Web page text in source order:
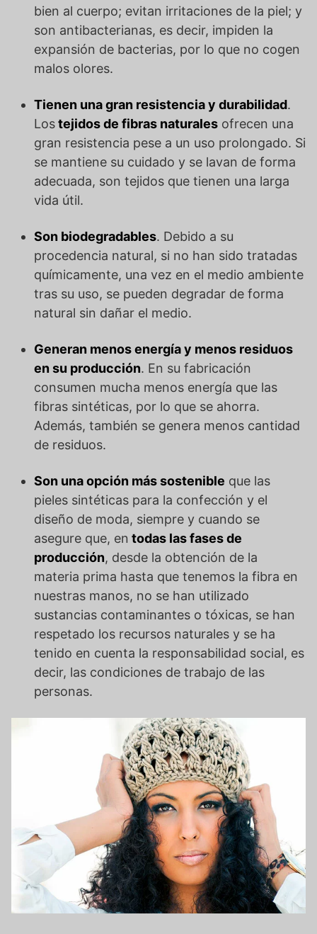
bien al cuerpo; evitan irritaciones de la piel; y
son antibacterianas, es decir, impiden la
expansión de bacterias, por lo que no cogen
malos olores.
Tienen una gran resistencia y durabilidad.
Lostejidos de fibras naturales ofrecen una
gran resistencia pese a un uso prolongado. Si
se mantiene su cuidado y se lavan de forma
adecuada, son tejidos que tienen una larga
vida útil.
Son biodegradables. Debido a su
procedencia natural, si no han sido tratadas
químicamente, una vez en el medio ambiente
tras su uso, se pueden degradar de forma
natural sin dañar el medio.
Generan menos energía y menos residuos
en su producción. En su fabricación
consumen mucha menos energía que las
fibras sintéticas, por lo que se ahorra.
Además, también se genera menos cantidad
de residuos.
Son una opción más sostenible que las
pieles sintéticas para la confección y el
diseño de moda, siempre y cuando se
asegure que, en todas las fases de
producción, desde la obtención de la
materia prima hasta que tenemos la fibra en
nuestras manos, no se han utilizado
sustancias contaminantes o tóxicas, se han
respetado los recursos naturales y se ha
tenido en cuenta la responsabilidad social, es
decir, las condiciones de trabajo de las
personas.